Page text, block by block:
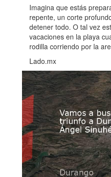
Imagina que estás
repente, un corte
detener todo. O tal vez
vacaciones en la playa
rodilla corriendo por la
Lado.mx